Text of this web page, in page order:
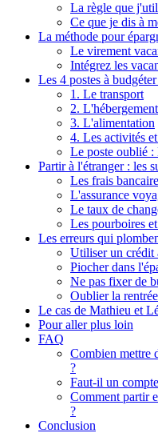
La règle que
Ce que je dis à
La méthode pour
Le virement
Intégrez les
Les 4 postes à
1. Le transport
2. L'hébergement
3. L'alimentation
4. Les activités
Le poste oublié :
Partir à l'étranger : les
Les frais
L'assurance
Le taux de
Les pourboires
Les erreurs qui
Utiliser un crédit
Piocher dans
Ne pas fixer de
Oublier la rentrée
Le cas de Mathieu et
Pour aller plus loin
FAQ
Combien mettre
?
Faut-il un
Comment partir
?
Conclusion